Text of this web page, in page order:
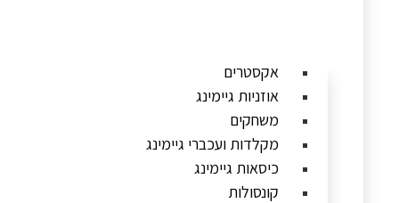
אקסטרים
אוזניות גיימינג
משחקים
מקלדות ועכברי גיימינג
כיסאות גיימינג
קונסולות